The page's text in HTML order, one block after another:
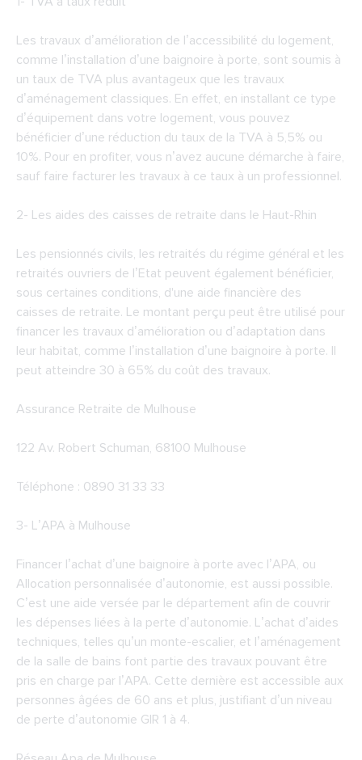
Les travaux d’amélioration de l’accessibilité du logement,
comme l’installation d’une baignoire à porte, sont soumis à
un taux de TVA plus avantageux que les travaux
d’aménagement classiques. En effet, en installant ce type
d’équipement dans votre logement, vous pouvez
bénéficier d’une réduction du taux de la TVA à 5,5% ou
10%. Pour en profiter, vous n’avez aucune démarche à faire,
sauf faire facturer les travaux à ce taux à un professionnel.
2- Les aides des caisses de retraite dans le Haut-Rhin
Les pensionnés civils, les retraités du régime général et les
retraités ouvriers de l’Etat peuvent également bénéficier,
sous certaines conditions, d'une aide financière des
caisses de retraite. Le montant perçu peut être utilisé pour
financer les travaux d’amélioration ou d’adaptation dans
leur habitat, comme l’installation d’une baignoire à porte. Il
peut atteindre 30 à 65% du coût des travaux.
Assurance Retraite de Mulhouse
122 Av. Robert Schuman, 68100 Mulhouse
Téléphone : 0890 31 33 33
3- L’APA à Mulhouse
Financer l’achat d’une baignoire à porte avec l’APA, ou
Allocation personnalisée d’autonomie, est aussi possible.
C’est une aide versée par le département afin de couvrir
les dépenses liées à la perte d’autonomie. L’achat d’aides
techniques, telles qu’un monte-escalier, et l’aménagement
de la salle de bains font partie des travaux pouvant être
pris en charge par l’APA. Cette dernière est accessible aux
personnes âgées de 60 ans et plus, justifiant d’un niveau
de perte d’autonomie GIR 1 à 4.